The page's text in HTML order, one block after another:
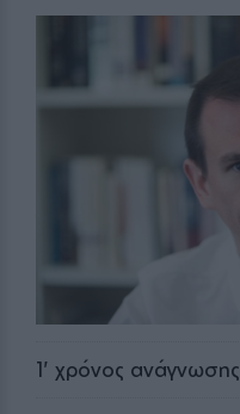
1' χρόνος ανάγνωσης